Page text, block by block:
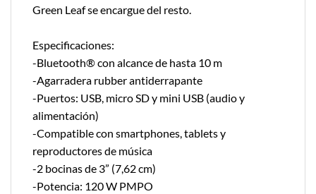
Green Leaf se encargue del resto.
Especificaciones:
-Bluetooth® con alcance de hasta 10 m
-Agarradera rubber antiderrapante
-Puertos: USB, micro SD y mini USB (audio y
alimentación)
-Compatible con smartphones, tablets y
reproductores de música
-2 bocinas de 3” (7,62 cm)
-Potencia: 120 W PMPO